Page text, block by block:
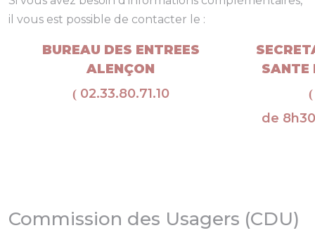
il vous est possible de contacter le :
BUREAU DES ENTREES
ALENÇON
(02.33.80.71.10
SANTE
(
de
Commission des Usagers (CDU)